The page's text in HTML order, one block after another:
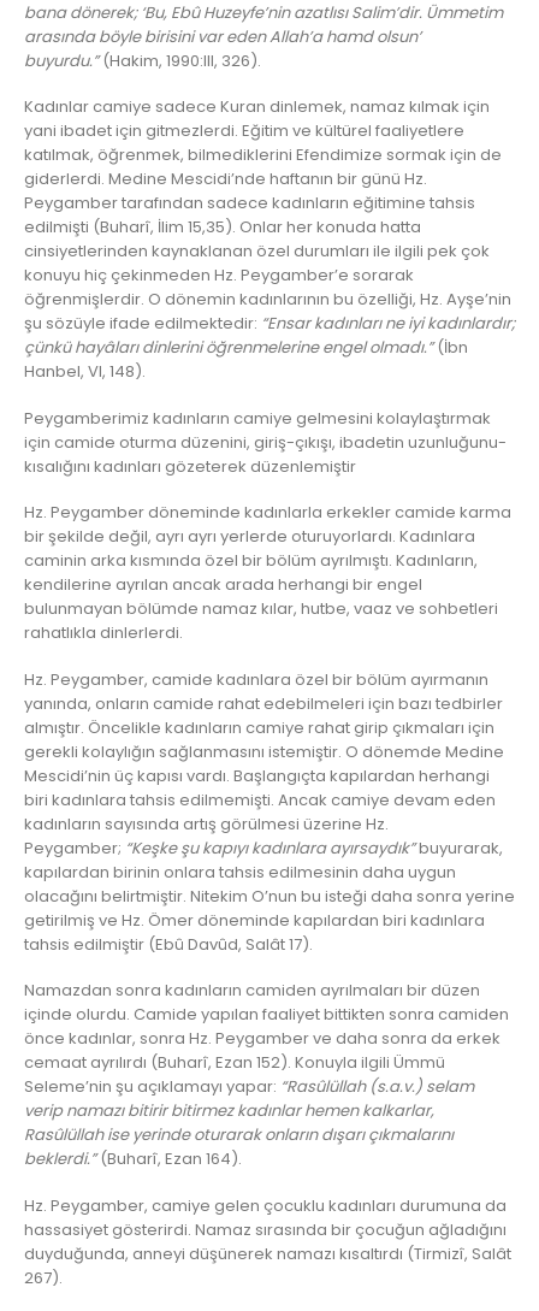
bana dönerek; ‘Bu, Ebû Huzeyfe’nin azatlısı Salim’dir. Ümmetim
arasında böyle birisini var eden Allah’a hamd olsun’
buyurdu.”(Hakim, 1990:III, 326).
Kadınlar camiye sadece Kuran dinlemek, namaz kılmak için
yani ibadet için gitmezlerdi. Eğitim ve kültürel faaliyetlere
katılmak, öğrenmek, bilmediklerini Efendimize sormak için de
giderlerdi. Medine Mescidi’nde haftanın bir günü Hz.
Peygamber tarafından sadece kadınların eğitimine tahsis
edilmişti (Buharî, İlim 15,35). Onlar her konuda hatta
cinsiyetlerinden kaynaklanan özel durumları ile ilgili pek çok
konuyu hiç çekinmeden Hz. Peygamber’e sorarak
öğrenmişlerdir. O dönemin kadınlarının bu özelliği, Hz. Ayşe’nin
şu sözüyle ifade edilmektedir: “Ensar kadınları ne iyi kadınlardır;
çünkü hayâları dinlerini öğrenmelerine engel olmadı.”(İbn
Hanbel, VI, 148).
Peygamberimiz kadınların camiye gelmesini kolaylaştırmak
için camide oturma düzenini, giriş-çıkışı, ibadetin uzunluğunu-
kısalığını kadınları gözeterek düzenlemiştir
Hz. Peygamber döneminde kadınlarla erkekler camide karma
bir şekilde değil, ayrı ayrı yerlerde oturuyorlardı. Kadınlara
caminin arka kısmında özel bir bölüm ayrılmıştı. Kadınların,
kendilerine ayrılan ancak arada herhangi bir engel
bulunmayan bölümde namaz kılar, hutbe, vaaz ve sohbetleri
rahatlıkla dinlerlerdi.
Hz. Peygamber, camide kadınlara özel bir bölüm ayırmanın
yanında, onların camide rahat edebilmeleri için bazı tedbirler
almıştır. Öncelikle kadınların camiye rahat girip çıkmaları için
gerekli kolaylığın sağlanmasını istemiştir. O dönemde Medine
Mescidi’nin üç kapısı vardı. Başlangıçta kapılardan herhangi
biri kadınlara tahsis edilmemişti. Ancak camiye devam eden
kadınların sayısında artış görülmesi üzerine Hz.
Peygamber; “Keşke şu kapıyı kadınlara ayırsaydık”buyurarak,
kapılardan birinin onlara tahsis edilmesinin daha uygun
olacağını belirtmiştir. Nitekim O’nun bu isteği daha sonra yerine
getirilmiş ve Hz. Ömer döneminde kapılardan biri kadınlara
tahsis edilmiştir (Ebû Davûd, Salât 17).
Namazdan sonra kadınların camiden ayrılmaları bir düzen
içinde olurdu. Camide yapılan faaliyet bittikten sonra camiden
önce kadınlar, sonra Hz. Peygamber ve daha sonra da erkek
cemaat ayrılırdı (Buharî, Ezan 152). Konuyla ilgili Ümmü
Seleme’nin şu açıklamayı yapar: “Rasûlüllah (s.a.v.) selam
verip namazı bitirir bitirmez kadınlar hemen kalkarlar,
Rasûlüllah ise yerinde oturarak onların dışarı çıkmalarını
beklerdi.”(Buharî, Ezan 164).
Hz. Peygamber, camiye gelen çocuklu kadınları durumuna da
hassasiyet gösterirdi. Namaz sırasında bir çocuğun ağladığını
duyduğunda, anneyi düşünerek namazı kısaltırdı (Tirmizî, Salât
267).